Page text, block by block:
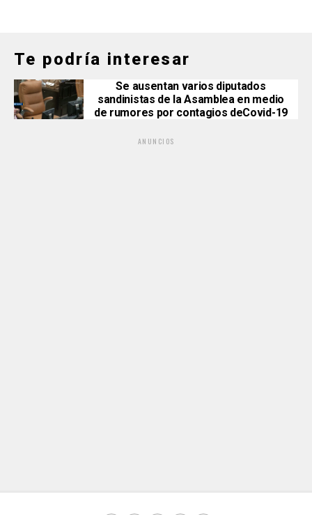
Te podría interesar
Se ausentan varios diputados
sandinistas de la Asamblea en medio
de rumores por contagios deCovid-19
ANUNCIOS